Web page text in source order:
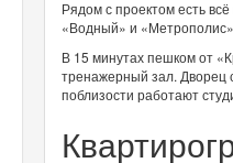
Рядом с проектом есть
«Водный» и
В 15 минутах пешком от
тренажерный зал. Дворец
поблизости работают